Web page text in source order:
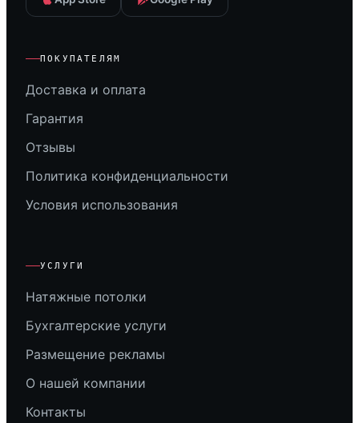
ПОКУПАТЕЛЯМ
Доставка и оплата
Гарантия
Отзывы
Политика конфиденциальности
Условия использования
УСЛУГИ
Натяжные потолки
Бухгалтерские услуги
Размещение рекламы
О нашей компании
Контакты